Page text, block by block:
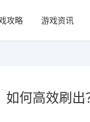
攻略 游戏资讯
何高效刷出